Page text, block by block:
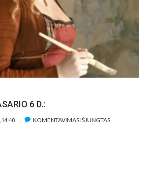
PO
ŽVAIGŽDĖMIS
MALONUMAI.
6 D.:
14:48 KOMENTAVIMAS IŠJUNGTASĮRAŠE